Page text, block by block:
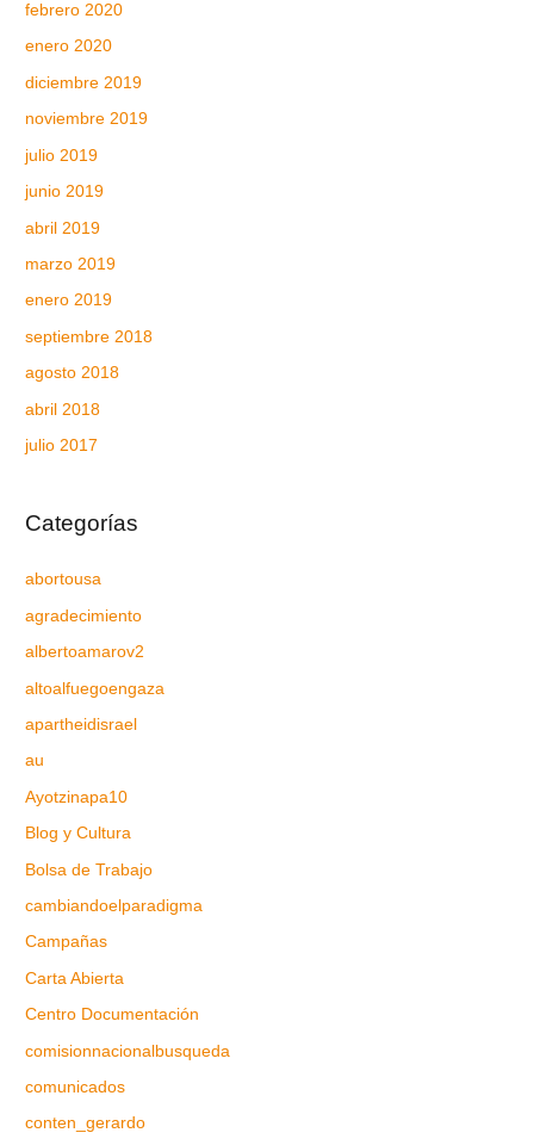
febrero 2020
enero 2020
diciembre 2019
noviembre 2019
julio 2019
junio 2019
abril 2019
marzo 2019
enero 2019
septiembre 2018
agosto 2018
abril 2018
julio 2017
Categorías
abortousa
agradecimiento
albertoamarov2
altoalfuegoengaza
apartheidisrael
au
Ayotzinapa10
Blog y Cultura
Bolsa de Trabajo
cambiandoelparadigma
Campañas
Carta Abierta
Centro Documentación
comisionnacionalbusqueda
comunicados
conten_gerardo